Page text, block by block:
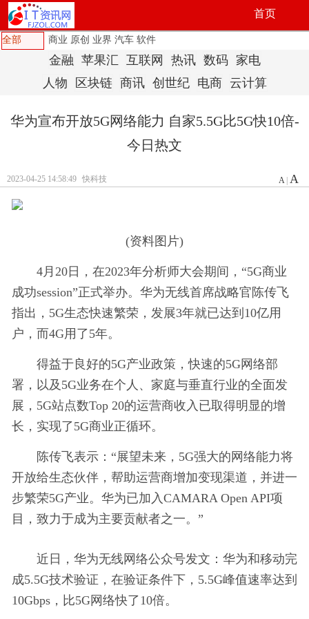
首页
全部 商业 原创 业界 汽车 软件
金融 苹果汇 互联网 热讯 数码
家电
人物
区块链 商讯 创世纪 电商 云计算
华为宣布开放5G网络能力 自家5.5G比5G快10倍-
今日热文
2023-04-25 14:58:49 快科技 A| A
(资料图片)
4月20日，在2023年分析师大会期间，“5G商业
成功session”正式举办。华为无线首席战略官陈传飞
指出，5G生态快速繁荣，发展3年就已达到10亿用
户，而4G用了5年。
得益于良好的5G产业政策，快速的5G网络部
署，以及5G业务在个人、家庭与垂直行业的全面发
展，5G站点数Top 20的运营商收入已取得明显的增
长，实现了5G商业正循环。
陈传飞表示：“展望未来，5G强大的网络能力将
开放给生态伙伴，帮助运营商增加变现渠道，并进一
步繁荣5G产业。华为已加入CAMARA Open API项
目，致力于成为主要贡献者之一。”
近日，华为无线网络公众号发文：华为和移动完
成5.5G技术验证，在验证条件下，5.5G峰值速率达到
10Gbps，比5G网络快了10倍。